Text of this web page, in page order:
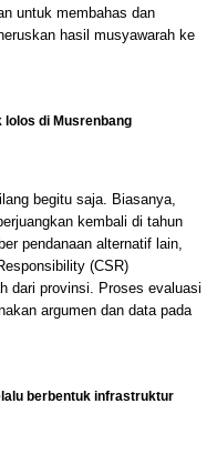
untuk membahas dan
hasil musyawarah ke
lolos di Musrenbang
begitu saja. Biasanya,
kembali di tahun
pendanaan alternatif lain,
(CSR)
dari provinsi. Proses evaluasi
argumen dan data pada
berbentuk infrastruktur